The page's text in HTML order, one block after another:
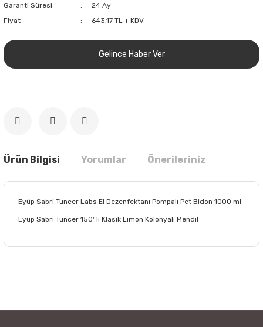
Garanti Süresi
24 Ay
Fiyat
643,17 TL + KDV
Gelince Haber Ver
Ürün Bilgisi Yorumlar Önerileriniz
Eyüp Sabri Tuncer Labs El Dezenfektanı Pompalı Pet Bidon 1000 ml
Eyüp Sabri Tuncer 150' li Klasik Limon Kolonyalı Mendil